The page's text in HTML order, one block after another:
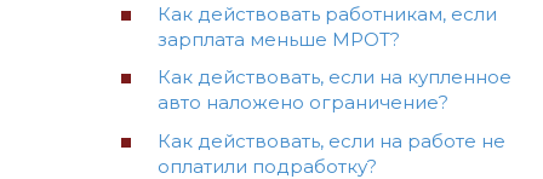
Как действовать работникам, если
зарплата меньше МРОТ?
Как действовать, если на купленное
авто наложено ограничение?
Как действовать, если на работе не
оплатили подработку?